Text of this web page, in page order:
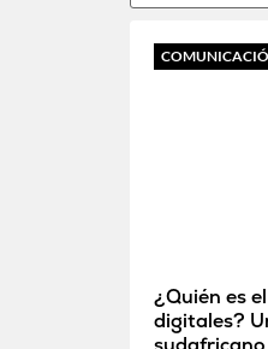
¿Quién es
digitales?